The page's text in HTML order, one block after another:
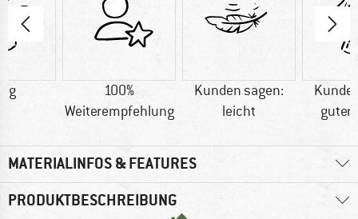
g
100%
Weiterempfehlung
Kunden sagen:
leicht
guter
MATERIALINFOS & FEATURES
PRODUKTBESCHREIBUNG